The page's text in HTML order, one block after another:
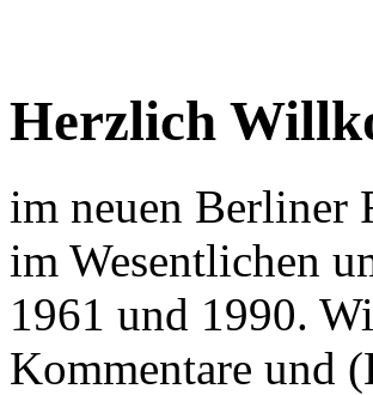
Herzlich
im neuen Berliner
im Wesentlichen
1961 und 1990.
Kommentare und